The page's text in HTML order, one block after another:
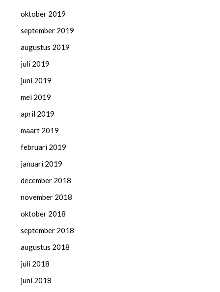
oktober 2019
september 2019
augustus 2019
juli 2019
juni 2019
mei 2019
april 2019
maart 2019
februari 2019
januari 2019
december 2018
november 2018
oktober 2018
september 2018
augustus 2018
juli 2018
juni 2018